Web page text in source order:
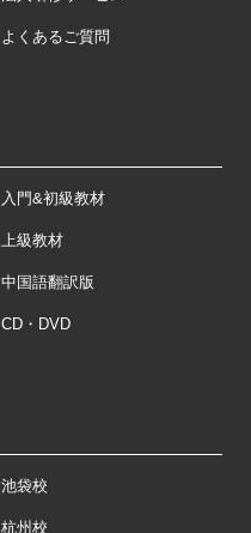
よくあるご質問
入門&初級教材
上級教材
中国語翻訳版
CD・DVD
池袋校
杭州校